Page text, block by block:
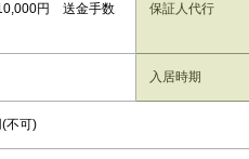
円 送金手数
保証人代行
入居時期
不可)